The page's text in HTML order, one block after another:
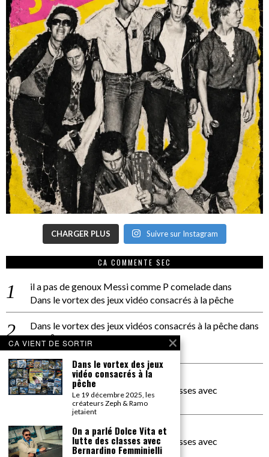
CHARGER PLUS Suivre sur Instagram
CA COMMENTE SEC
il a pas de genoux Messi comme P comeladedans
Dans le vortex des jeux vidéo consacrés à la pêche
Dans le vortex des jeux vidéos consacrés à la pêchedans
PACÔME THIELLEMENT
La séance d’Hip Gnose
La Patrie
dans
On a parlé Dolce Vita et lutte des classes avec
Bernardino Femminielli
carte noire negra à l'o tiededans
On a parlé Dolce Vita et lutte des classes avec
Bernardino Femminielli
CA VIENT DE SORTIR
Dans le vortex des jeux
vidéo consacrés à la
pêche
Le 19 décembre 2025, les
créateurs Zeph & Ramo
jetaient
On a parlé Dolce Vita et
lutte des classes avec
Bernardino Femminielli